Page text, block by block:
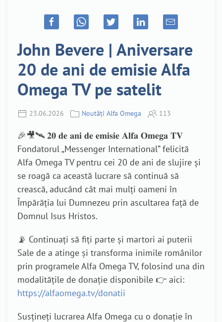
John Bevere | Aniversare
20 de ani de emisie Alfa
Omega TV pe satelit
23.06.2026 Noutăți Alfa Omega 113
🎉🎥🛰️ 𝟐𝟎 𝐝𝐞 𝐚𝐧𝐢 𝐝𝐞 𝐞𝐦𝐢𝐬𝐢𝐞 𝐀𝐥𝐟𝐚 𝐎𝐦𝐞𝐠𝐚 𝐓𝐕
Fondatorul „Messenger International” felicită
Alfa Omega TV pentru cei 20 de ani de slujire și
se roagă ca această lucrare să continuă să
crească, aducând cât mai mulți oameni în
Împărăția lui Dumnezeu prin ascultarea față de
Domnul Isus Hristos.
📡 Continuați să fiți parte și martori ai puterii
Sale de a atinge și transforma inimile românilor
prin programele Alfa Omega TV, folosind una din
modalitățile de donație disponibile 👉 aici:
https://alfaomega.tv/donatii
Susțineți lucrarea Alfa Omega cu o donație în